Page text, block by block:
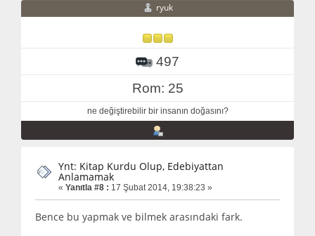
ryuk
497
Rom: 25
ne değiştirebilir bir insanın doğasını?
Ynt: Kitap Kurdu Olup, Edebiyattan
Anlamamak
« Yanıtla #8 : 17 Şubat 2014, 19:38:23 »
Bence bu yapmak ve bilmek arasındaki fark.